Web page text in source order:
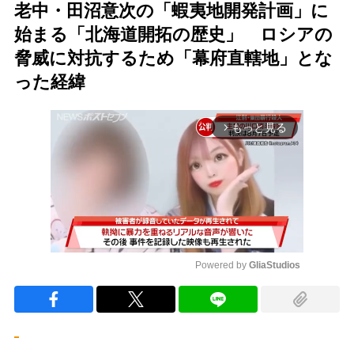
老中・田沼意次の「蝦夷地開発計画」に
始まる「北海道開拓の歴史」 ロシアの
脅威に対抗するため「幕府直轄地」とな
った経緯
arrow_forward_ios もっと見る
Powered by GliaStudios